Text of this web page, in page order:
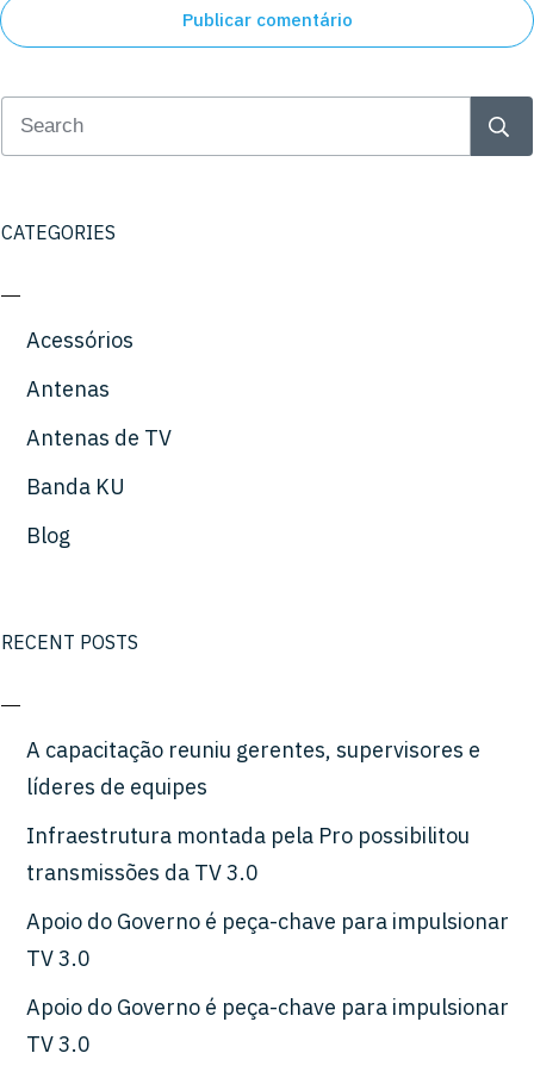
Publicar comentário
CATEGORIES
Acessórios
Antenas
Antenas de TV
Banda KU
Blog
RECENT POSTS
A capacitação reuniu gerentes, supervisores e
líderes de equipes
Infraestrutura montada pela Pro possibilitou
transmissões da TV 3.0
Apoio do Governo é peça-chave para impulsionar
TV 3.0
Apoio do Governo é peça-chave para impulsionar
TV 3.0